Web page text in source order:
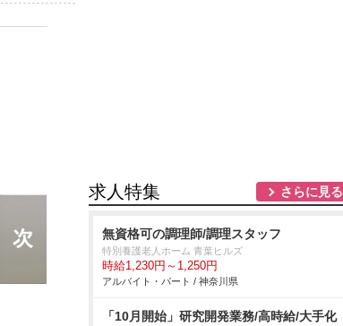
求人特集 さらに見る
無資格可の調理師/調理スタッフ
特別養護老人ホーム 青葉ヒルズ
時給1,230円～1,250円
アルバイト・パート / 神奈川県
「10月開始」研究開発業務/高時給/大手化